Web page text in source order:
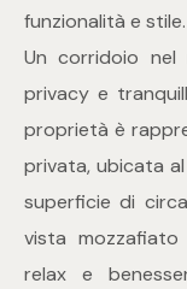
funzionalità e stile.
Un corridoio nel
privacy e
proprietà è
privata, ubicata
superficie di
vista
relax e
Locali
Qualsiasi
1
2